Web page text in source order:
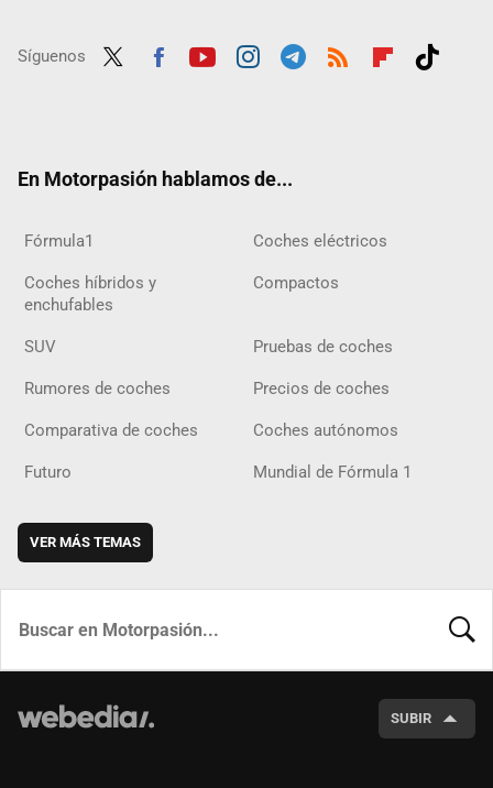
Síguenos
En Motorpasión hablamos de...
Fórmula1 Coches eléctricos
Coches híbridos y
enchufables
Compactos
SUV Pruebas de coches
Rumores de coches Precios de coches
Comparativa de coches Coches autónomos
Futuro Mundial de Fórmula 1
VER MÁS TEMAS
SUBIR